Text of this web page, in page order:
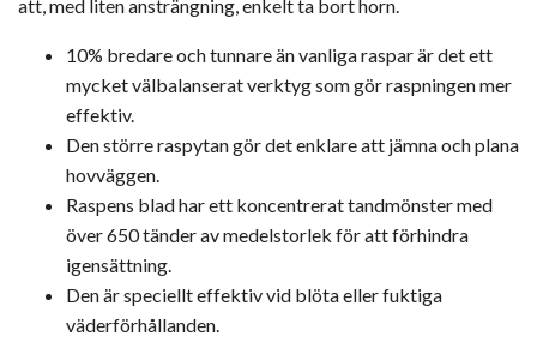
att, med liten ansträngning, enkelt ta bort horn.
10% bredare och tunnare än vanliga raspar är det ett
mycket välbalanserat verktyg som gör raspningen mer
effektiv.
Den större raspytan gör det enklare att jämna och plana
hovväggen.
Raspens blad har ett koncentrerat tandmönster med
över 650 tänder av medelstorlek för att förhindra
igensättning.
Den är speciellt effektiv vid blöta eller fuktiga
väderförhållanden.